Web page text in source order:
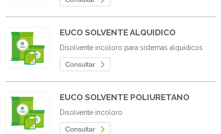
EUCO SOLVENTE ALQUIDICO
Disolvente incoloro para sistemas alquídicos
Consultar
EUCO SOLVENTE POLIURETANO
Disolvente incoloro
Consultar